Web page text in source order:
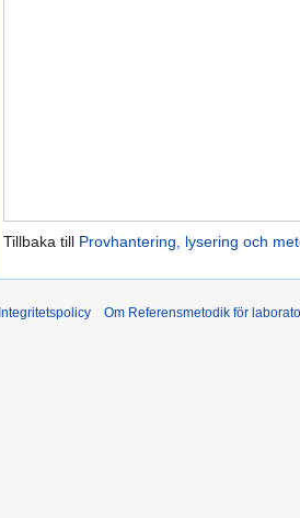
Tillbaka till Provhantering, lysering och
Integritetspolicy Om Referensmetodik för